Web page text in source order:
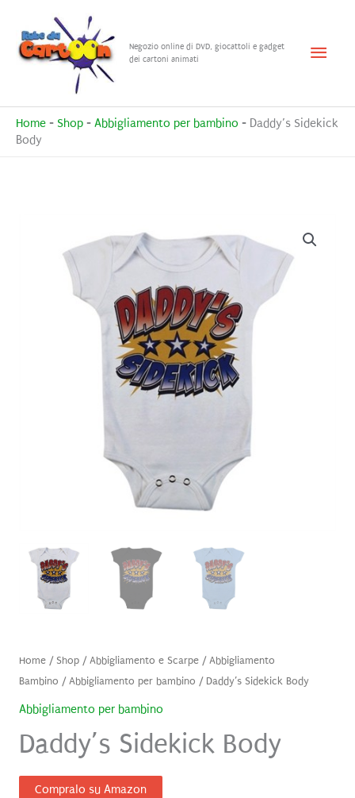
contenuto
Negozio online di DVD, giocattoli e gadget
dei cartoni animati
Menu
Home - Shop - Abbigliamento per bambino - Daddy’s Sidekick
Body
Home/ Shop/Abbigliamento e Scarpe/Abbigliamento
Bambino /Abbigliamento per bambino / Daddy’s Sidekick Body
Abbigliamento per bambino
Daddy’s Sidekick Body
Compralo su Amazon